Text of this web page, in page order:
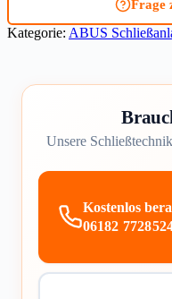
Frage
Kategorie: ABUS
Unsere
Kostenlos
06182